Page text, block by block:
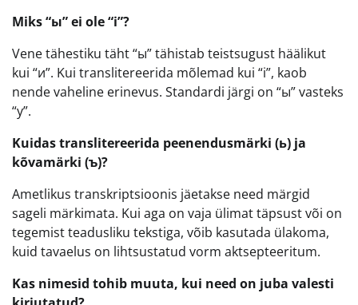
Miks “ы” ei ole “i”?
Vene tähestiku täht “ы” tähistab teistsugust häälikut
kui “и”. Kui translitereerida mõlemad kui “i”, kaob
nende vaheline erinevus. Standardi järgi on “ы” vasteks
“y”.
Kuidas translitereerida peenendusmärki (ь) ja
kõvamärki (ъ)?
Ametlikus transkriptsioonis jäetakse need märgid
sageli märkimata. Kui aga on vaja ülimat täpsust või on
tegemist teadusliku tekstiga, võib kasutada ülakoma,
kuid tavaelus on lihtsustatud vorm aktsepteeritum.
Kas nimesid tohib muuta, kui need on juba valesti